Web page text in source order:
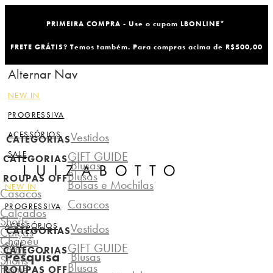
PRIMEIRA COMPRA - Use o cupom LBONLINE*
FRETE GRÁTIS? Temos também. Para compras acima de R$500,00
Alternar Nav
NEW IN
PROGRESSIVA
CATEGORIASVestidos
Blusas
Casacos
Shorts
Saias
ACESSÓRIOS
CATEGORIASGIFT GUIDE
Bolsas e Mochilas
Calçados
Chapéu
Home
SALE
ROUPAS OFFBlusas
Casacos
Calças
Shorts
NEW IN
PROGRESSIVA
CATEGORIASVestidos
Blusas
ACESSÓRIOS
CATEGORIASGIFT GUIDE
SALE
ROUPAS OFFBlusas
Pesquisa